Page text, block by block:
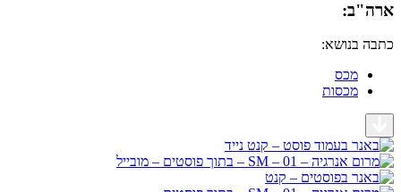
מכסות